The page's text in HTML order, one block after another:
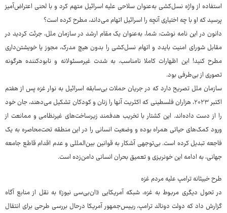
استفاده از واژه نسل‌کشی به‌عنوان سلاحی علیه اسرائیل متهم کرد و با لحنی اعتراض‌آمیز
پرسید که او با چه اختیاری آنچه را اسرائیل اتهام می‌داند، مطرح کرده است؟
دانون در این نامه نوشت: شما، به‌عنوان یک مقام ارشد در سازمان ملل، جرئت کردید در
مقابل شورای امنیت بایدد و اتهام نسل‌کشی را بدون هیچ مدرک، مجوز یا خویشتن‌داری
مطرح کنید! این اظهارات کاملا نامناسب، به شدت غیرمسئولانه و نابودکننده هرگونه
تصوری از بی‌طرفی بود.
سازمان ملل تصریح دارد که در جریان حملات بی‌سابقه اسرائیل به نوار غزه پس از هفتم
اکتبر ۲۰۲۳، هزاران فلسطینی که اکثریت آنها را زنان و کودکان تشکیل می‌دهند، جان خود
را از دست داده‌اند. این کشتار با تخریب هدفمند زیرساخت‌های غیرنظامی و ممانعت از
ورود کمک‌های حیاتی همراه بوده و وضعیت انسانی را در این منطقه تحت‌محاصره به یک
فاجعه تبدیل کرده است. بی‌توجهی آشکار به قوانین بین‌المللی و عدم اقدام قاطع جامعه
جهانی، به ادامه این خونریزی و تعمیق بحران انسانی دامن‌زده است.
طرح خبیثانه ترامپ علیه مردم غزه
در تحول دیگری مربوط به غزه، شبکه آمریکایی «ان‌بی‌سی نیوز» به نقل از منابع آگاه
گزارش داد که دولت دونالد ترامپ، رییس‌جمهور آمریکا درحال بررسی طرحی برای انتقال